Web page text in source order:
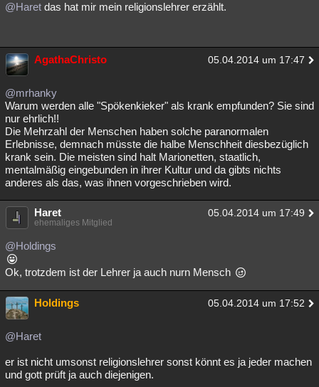
@Haret das hat mir mein religionslehrer erzählt.
AgathaChristo 05.04.2014 um 17:47
@mrhanky
Warum werden alle "Spökenkieker" als krank empfunden? Sie sind
nur ehrlich!!
Die Mehrzahl der Menschen haben solche paranormalen
Erlebnisse, demnach müsste die halbe Menschheit diesbezüglich
krank sein. Die meisten sind halt Marionetten, staatlich,
mentalmäßig eingebunden in ihrer Kultur und da gibts nichts
anderes als das, was ihnen vorgeschrieben wird.
Haret 05.04.2014 um 17:49
ehemaliges Mitglied
@Holdings
Ok, trotzdem ist der Lehrer ja auch nurn Mensch
Holdings 05.04.2014 um 17:52
@Haret
er ist nicht umsonst religionslehrer sonst könnt es ja jeder machen
und gott prüft ja auch diejenigen.